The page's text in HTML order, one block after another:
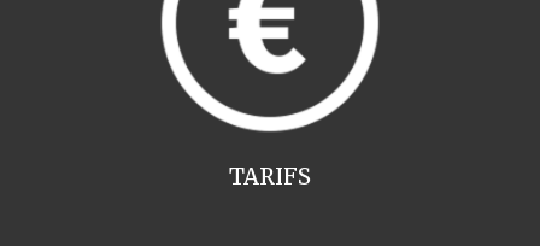
TARIFS